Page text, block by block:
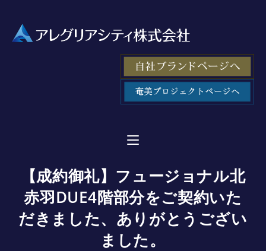
【成約御礼】フュージョナル北
赤羽DUE4階部分をご契約いた
だきました、ありがとうござい
ました。